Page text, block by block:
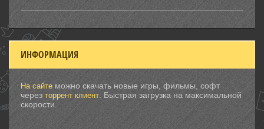
ИНФОРМАЦИЯ
На сайте можно скачать новые игры, фильмы, софт
через торрент клиент . Быстрая загрузка на максимальной
скорости.